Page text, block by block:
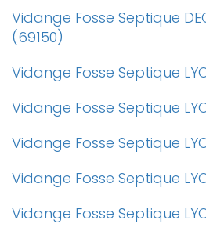
Vidange Fosse Septique
(69150)
Vidange Fosse Septique
Vidange Fosse Septique
Vidange Fosse Septique
Vidange Fosse Septique
Vidange Fosse Septique